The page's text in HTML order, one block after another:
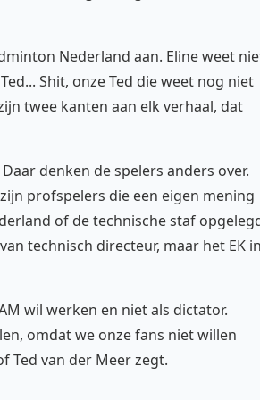
Nederland aan. Eline weet
Shit, onze Ted die weet nog niet
twee kanten aan elk verhaal, dat
denken de spelers anders over.
profspelers die een eigen mening
of de technische staf
technisch directeur, maar het EK in
wil werken en niet als dictator.
omdat we onze fans niet willen
Ted van der Meer zegt.